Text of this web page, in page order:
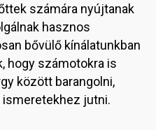
számára nyújtanak
hasznos
bővülő kínálatunkban
hogy számotokra is
között barangolni,
jutni.